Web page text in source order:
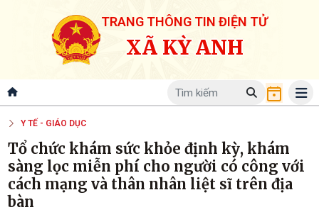
TRANG THÔNG TIN ĐIỆN TỬ
XÃ KỲ ANH
Y TẾ - GIÁO DỤC
Tổ chức khám sức khỏe định kỳ, khám
sàng lọc miễn phí cho người có công với
cách mạng và thân nhân liệt sĩ trên địa
bàn